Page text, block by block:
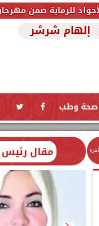
مهرجان مطروح للتراث
إلهام شرشر
صحة وطب تكنولوجيا
مقال رئيس